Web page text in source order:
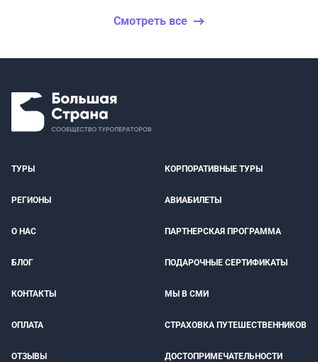
Смотреть все
ТУРЫ КОРПОРАТИВНЫЕ ТУРЫ
РЕГИОНЫ АВИАБИЛЕТЫ
О НАС ПАРТНЕРСКАЯ ПРОГРАММА
БЛОГ ПОДАРОЧНЫЕ СЕРТИФИКАТЫ
КОНТАКТЫ МЫ В СМИ
ОПЛАТА СТРАХОВКА ПУТЕШЕСТВЕННИКОВ
ОТЗЫВЫ ДОСТОПРИМЕЧАТЕЛЬНОСТИ